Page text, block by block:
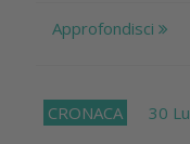
Approfondisci
CRONACA 30